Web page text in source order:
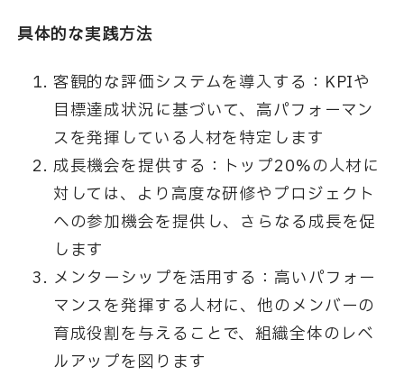
具体的な実践方法
客観的な評価システムを導入する：KPIや
目標達成状況に基づいて、高パフォーマン
スを発揮している人材を特定します
成長機会を提供する：トップ20%の人材に
対しては、より高度な研修やプロジェクト
への参加機会を提供し、さらなる成長を促
します
メンターシップを活用する：高いパフォー
マンスを発揮する人材に、他のメンバーの
育成役割を与えることで、組織全体のレベ
ルアップを図ります